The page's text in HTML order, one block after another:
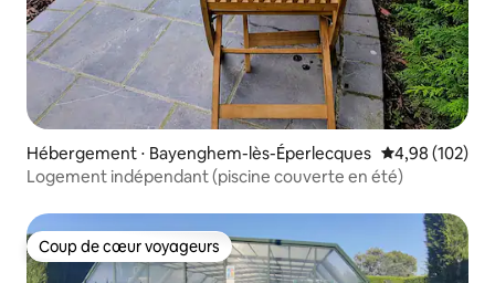
Hébergement ⋅ Bayenghem-lès-Éperlecques Évaluation
4,98 (102)
Logement indépendant (piscine couverte en été)
Coup de cœur voyageurs
Coup de cœur voyageurs